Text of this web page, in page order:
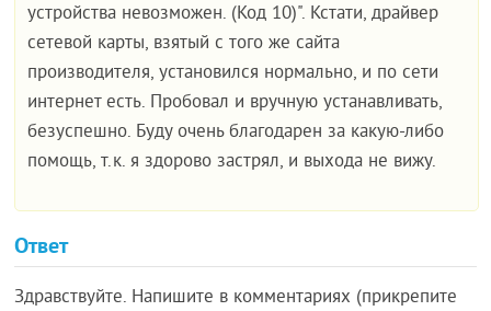
устройства невозможен. (Код 10)". Кстати, драйвер
сетевой карты, взятый с того же сайта
производителя, установился нормально, и по сети
интернет есть. Пробовал и вручную устанавливать,
безуспешно. Буду очень благодарен за какую-либо
помощь, т.к. я здорово застрял, и выхода не вижу.
Ответ
Здравствуйте. Напишите в комментариях (прикрепите